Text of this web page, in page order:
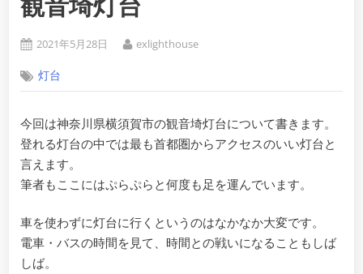
Posted
2021年5月28日 By
exlighthouse
灯台
今回は神奈川県横須賀市の観音埼灯台について書きます。
登れる灯台の中では最も首都圏からアクセスのいい灯台と
言えます。
筆者もここにはぷらぷらと何度も足を運んでいます。
車を使わずに灯台に行くというのはなかなか大変です。
電車・バスの時間を見て、時間との戦いになることもしば
しば。